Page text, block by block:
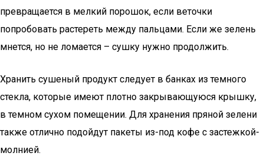
превращается в мелкий порошок, если веточки
попробовать растереть между пальцами. Если же зелень
мнется, но не ломается – сушку нужно продолжить.
Хранить сушеный продукт следует в банках из темного
стекла, которые имеют плотно закрывающуюся крышку,
в темном сухом помещении. Для хранения пряной зелени
также отлично подойдут пакеты из-под кофе с застежкой-
молнией.